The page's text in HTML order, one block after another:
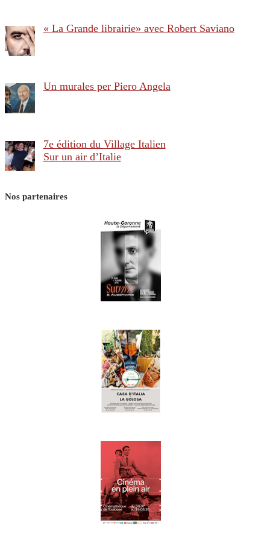
« La Grande librairie» avec Robert Saviano
Un murales per Piero Angela
7e édition du Village Italien
Sur un air d’Italie
Nos partenaires